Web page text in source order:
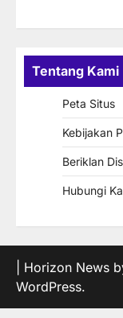
Tentang Kami
Peta Situs
Kebijakan
Beriklan
Hubungi
| Horizon News
WordPress.